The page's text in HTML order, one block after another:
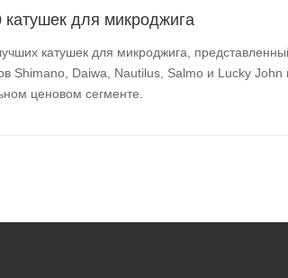
для микроджига
катушек для микроджига,
Shimano, Daiwa, Nautilus, Salmo и Lucky
ценовом сегменте.